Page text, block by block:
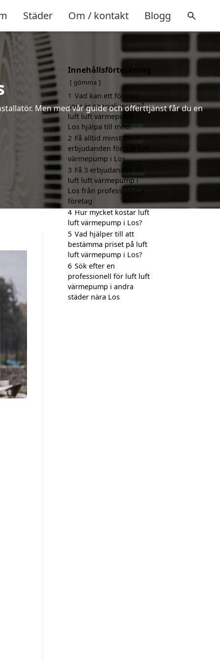
Städer Om / kontakt Blogg
Men med vår guide och offerttjänst får du en
Innehållsförteckning
gömma
1 Vad kan ett företag
som är specialiserat på
luft luft värmepump i
Los hjälpa till med?
2 Få alltid minst 3
erbjudanden för luft luft
värmepump i Los
3 Få 3 erbjudanden för
luft luft värmepump i
Los från professionella
företag
4 Hur mycket kostar luft
luft värmepump i Los?
5 Vad hjälper till att
bestämma priset på luft
luft värmepump i Los?
6 Sök efter en
professionell för luft luft
värmepump i andra
städer nära Los